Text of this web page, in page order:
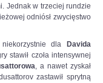
Jednak w trzeciej rundzie
odniósł zwycięstwo
dla
Davida
stawił czoła intensywnej
, a nawet zyskał
zastawił sprytną